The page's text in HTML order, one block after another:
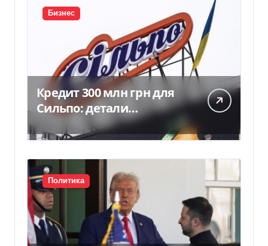
Бизнес
Кредит 300 млн грн для
Сильпо: детали
соглашения с
Ощадбанком
Политика